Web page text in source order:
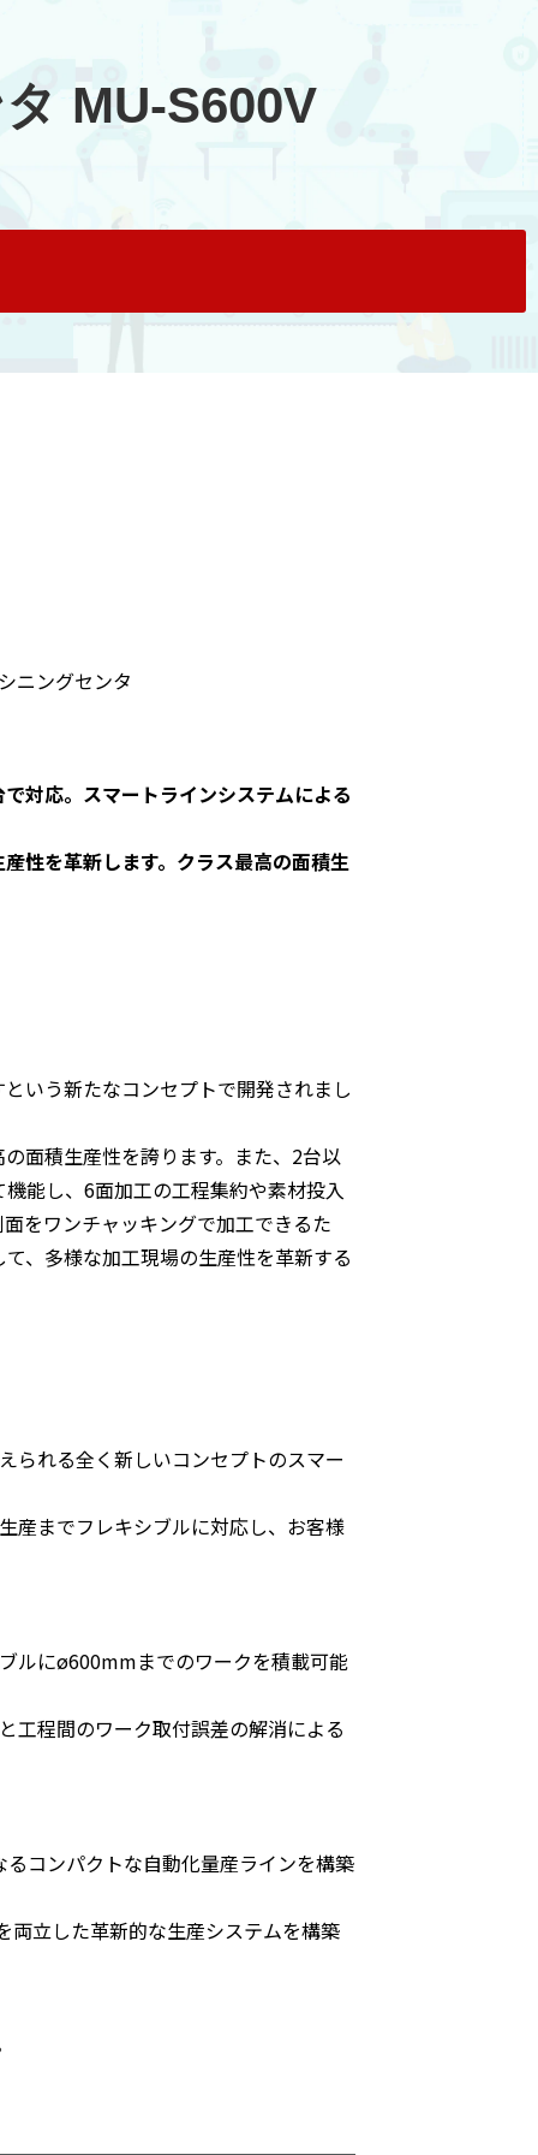
MU-S600V
ングセンタ
応。スマートラインシステムによる
を革新します。クラス最高の面積生
いう新たなコンセプトで開発されまし
面積生産性を誇ります。また、2台以
能し、6面加工の工程集約や素材投入
をワンチャッキングで加工できるた
、多様な加工現場の生産性を革新する
られる全く新しいコンセプトのスマー
産までフレキシブルに対応し、お客様
ルにø600mmまでのワークを積載可能
工程間のワーク取付誤差の解消による
コンパクトな自動化量産ラインを構築
両立した革新的な生産システムを構築